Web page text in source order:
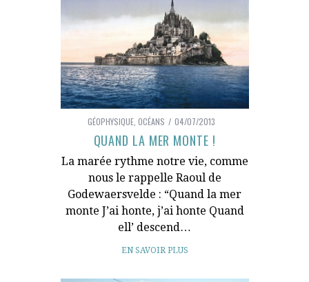
GÉOPHYSIQUE, OCÉANS 04/07/2013
QUAND LA MER MONTE !
La marée rythme notre vie, comme
nous le rappelle Raoul de
Godewaersvelde : “Quand la mer
monte J’ai honte, j’ai honte Quand
ell’ descend…
EN SAVOIR PLUS